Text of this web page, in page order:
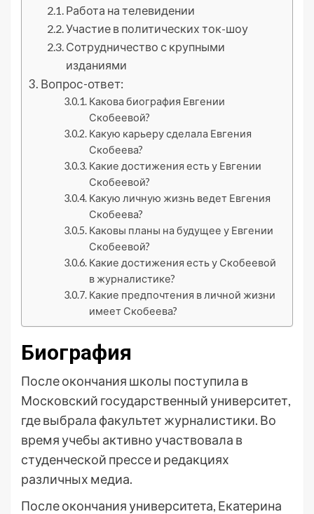
Работа на телевидении
Участие в политических ток-шоу
Сотрудничество с крупными
изданиями
Вопрос-ответ:
Какова биография Евгении
Скобеевой?
Какую карьеру сделала Евгения
Скобеева?
Какие достижения есть у Евгении
Скобеевой?
Какую личную жизнь ведет Евгения
Скобеева?
Каковы планы на будущее у Евгении
Скобеевой?
Какие достижения есть у Скобеевой
в журналистике?
Какие предпочтения в личной жизни
имеет Скобеева?
Биография
После окончания школы поступила в
Московский государственный университет,
где выбрала факультет журналистики. Во
время учебы активно участвовала в
студенческой прессе и редакциях
различных медиа.
После окончания университета, Екатерина